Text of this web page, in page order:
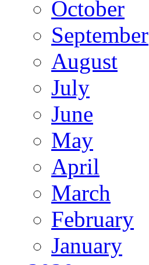
October
September
August
July
June
May
April
March
February
January